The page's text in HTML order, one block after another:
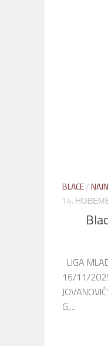
BLACE/
14.
LIGA
16/11/
G,...